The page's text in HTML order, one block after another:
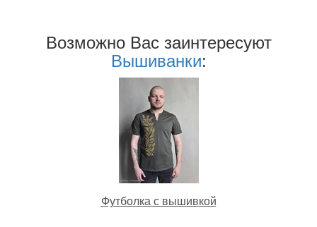
Возможно Ваc заинтересуют
Вышиванки:
Футболка с вышивкой